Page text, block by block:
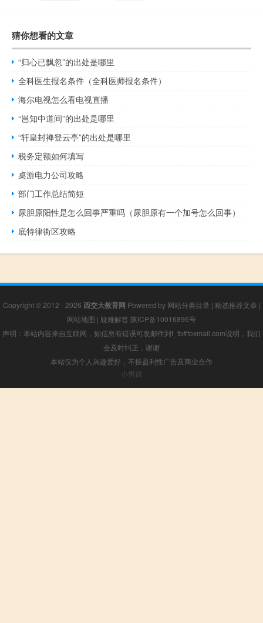
猜你想看的文章
“归心已飘忽”的出处是哪里
全科医生报名条件（全科医师报名条件）
海尔电视怎么看电视直播
“岂知中道间”的出处是哪里
“轩皇封禅登云亭”的出处是哪里
税务定额如何填写
桌游电力公司攻略
部门工作总结简短
尿胆原阳性是怎么回事严重吗（尿胆原有一个加号怎么回事）
底特律街区攻略
Copyright © 2012 - 2026 西交大教育网 Powered by 网站分类目录 | 精选推荐文章 |
网站地图 | 疑难解答 陕ICP备10016896号
声明：本站内容来自互联网，如信息有错误可发邮件到f_fb#foxmail.com说明，我们
会及时纠正，谢谢
本站仅为个人兴趣爱好，不接盈利性广告及商业合作
小男孩